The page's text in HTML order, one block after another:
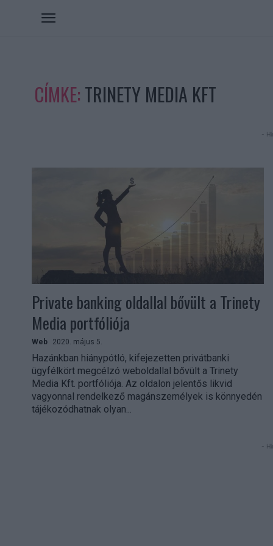
CÍMKE: TRINETY MEDIA KFT
-
Private banking oldallal bővült a Trinety
Media portfóliója
Web 2020. május 5.
Hazánkban hiánypótló, kifejezetten privátbanki
ügyfélkört megcélzó weboldallal bővült a Trinety
Media Kft. portfóliója. Az oldalon jelentős likvid
vagyonnal rendelkező magánszemélyek is könnyedén
tájékozódhatnak olyan...
-